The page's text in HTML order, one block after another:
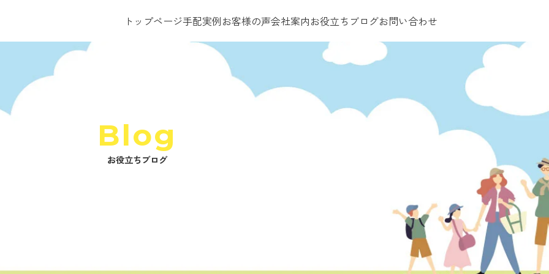
トップページ手配実例 お客様の声会社案内 お役立ちブログお問い合わせ
Blog
お役立ちブログ